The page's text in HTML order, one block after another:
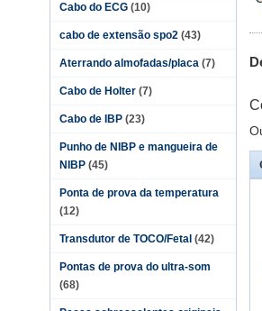
Cabo do ECG (10)
cabo de extensão spo2 (43)
Aterrando almofadas/placa (7)
Cabo de Holter (7)
Cabo de IBP (23)
Punho de NIBP e mangueira de
NIBP (45)
Ponta de prova da temperatura
(12)
Transdutor de TOCO/Fetal (42)
Pontas de prova do ultra-som
(68)